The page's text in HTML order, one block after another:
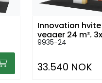
Innovation hvite
vegger 24 m²,
9935-24
33.540 NOK